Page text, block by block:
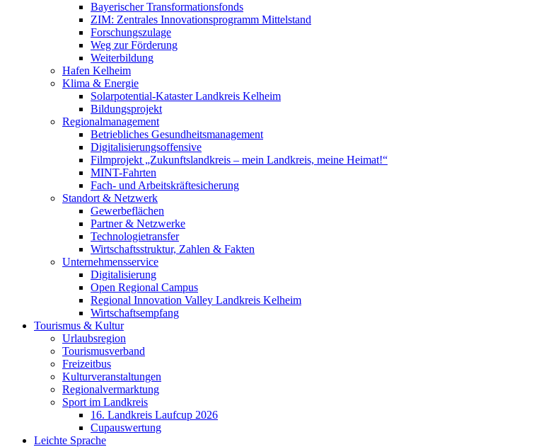
Bayerischer Transformationsfonds
ZIM: Zentrales Innovationsprogramm Mittelstand
Forschungszulage
Weg zur Förderung
Weiterbildung
Hafen Kelheim
Klima & Energie
Solarpotential-Kataster Landkreis Kelheim
Bildungsprojekt
Regionalmanagement
Betriebliches Gesundheitsmanagement
Digitalisierungsoffensive
Filmprojekt „Zukunftslandkreis – mein Landkreis, meine Heimat!“
MINT-Fahrten
Fach- und Arbeitskräftesicherung
Standort & Netzwerk
Gewerbeflächen
Partner & Netzwerke
Technologietransfer
Wirtschaftsstruktur, Zahlen & Fakten
Unternehmensservice
Digitalisierung
Open Regional Campus
Regional Innovation Valley Landkreis Kelheim
Wirtschaftsempfang
Tourismus & Kultur
Urlaubsregion
Tourismusverband
Freizeitbus
Kulturveranstaltungen
Regionalvermarktung
Sport im Landkreis
16. Landkreis Laufcup 2026
Cupauswertung
Leichte Sprache